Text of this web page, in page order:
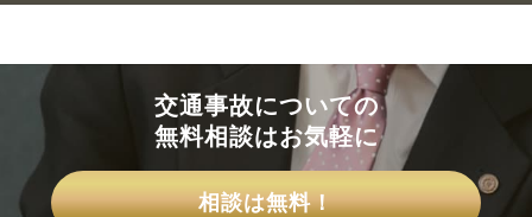
交通事故についての
無料相談はお気軽に
相談は無料！